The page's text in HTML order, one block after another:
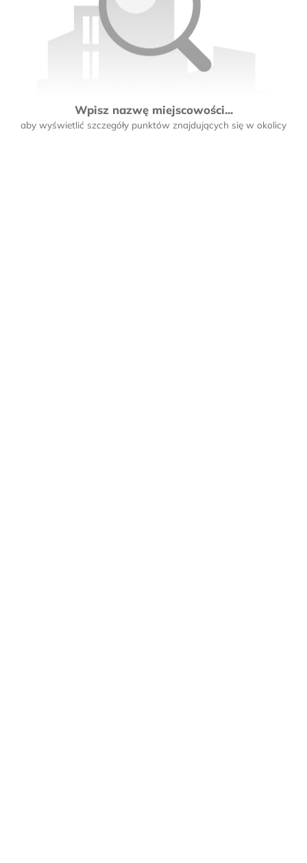
Wpisz nazwę miejscowości...
aby wyświetlić szczegóły punktów znajdujących się w okolicy